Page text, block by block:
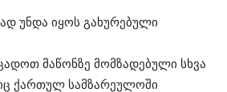
უნდა იყოს გახურებული
მაწონზე მომზადებული სხვა
ქართულ სამზარეულოში